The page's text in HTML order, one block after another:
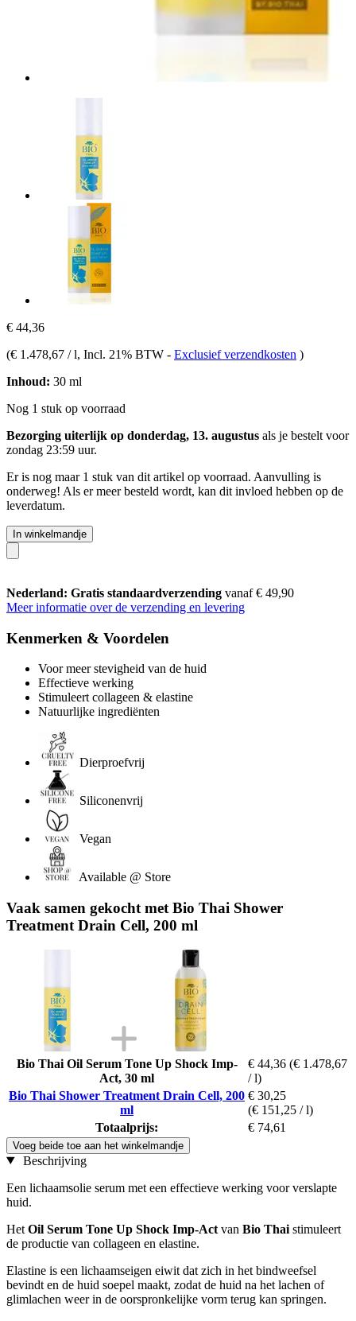
€ 44,36
(€ 1.478,67 / l, Incl. 21% BTW - Exclusief verzendkosten )
Inhoud: 30 ml
Nog 1 stuk op voorraad
Bezorging uiterlijk op donderdag, 13. augustus als je bestelt voor
zondag 23:59 uur.
Er is nog maar 1 stuk van dit artikel op voorraad. Aanvulling is
onderweg! Als er meer besteld wordt, kan dit invloed hebben op de
leverdatum.
In winkelmandje
Nederland: Gratis standaardverzending vanaf € 49,90
Meer informatie over de verzending en levering
Kenmerken & Voordelen
Voor meer stevigheid van de huid
Effectieve werking
Stimuleert collageen & elastine
Natuurlijke ingrediënten
Dierproefvrij
Siliconenvrij
Vegan
Available @ Store
Vaak samen gekocht met Bio Thai Shower
Treatment Drain Cell, 200 ml
Bio Thai Oil Serum Tone Up Shock Imp-
Act, 30 ml
€ 44,36 (€ 1.478,67
/ l)
Bio Thai Shower Treatment Drain Cell, 200
ml
€ 30,25
(€ 151,25 / l)
Totaalprijs:
€ 74,61
Voeg beide toe aan het winkelmandje
Beschrijving
Een lichaamsolie serum met een effectieve werking voor verslapte
huid.
Het Oil Serum Tone Up Shock Imp-Act van Bio Thai stimuleert
de productie van collageen en elastine.
Elastine is een lichaamseigen eiwit dat zich in het bindweefsel
bevindt en de huid soepel maakt, zodat de huid na het lachen of
glimlachen weer in de oorspronkelijke vorm terug kan springen.